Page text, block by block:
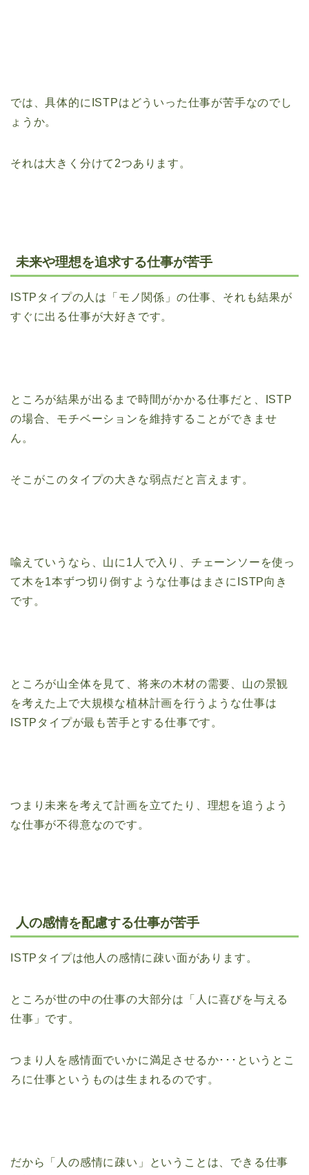
では、具体的にISTPはどういった仕事が苦手なのでし
ょうか。
それは大きく分けて2つあります。
未来や理想を追求する仕事が苦手
ISTPタイプの人は「モノ関係」の仕事、それも結果が
すぐに出る仕事が大好きです。
ところが結果が出るまで時間がかかる仕事だと、ISTP
の場合、モチベーションを維持することができませ
ん。
そこがこのタイプの大きな弱点だと言えます。
喩えていうなら、山に1人で入り、チェーンソーを使っ
て木を1本ずつ切り倒すような仕事はまさにISTP向き
です。
ところが山全体を見て、将来の木材の需要、山の景観
を考えた上で大規模な植林計画を行うような仕事は
ISTPタイプが最も苦手とする仕事です。
つまり未来を考えて計画を立てたり、理想を追うよう
な仕事が不得意なのです。
人の感情を配慮する仕事が苦手
ISTPタイプは他人の感情に疎い面があります。
ところが世の中の仕事の大部分は「人に喜びを与える
仕事」です。
つまり人を感情面でいかに満足させるか･･･というとこ
ろに仕事というものは生まれるのです。
だから「人の感情に疎い」ということは、できる仕事